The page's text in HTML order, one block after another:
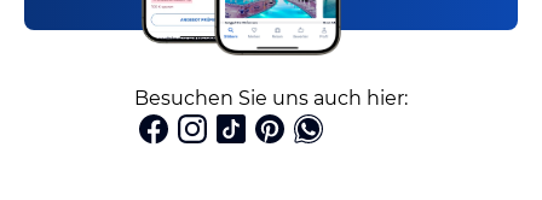
Besuchen Sie uns auch hier: